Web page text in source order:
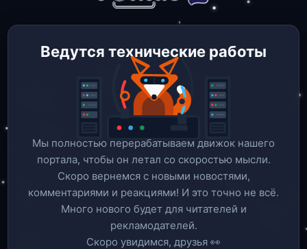
Ведутся технические работы
Мы полностью перерабатываем движок нашего
портала, чтобы он летал со скоростью мысли.
Скоро вернемся c новыми новостями,
комментариями и реакциями! И это точно не всё.
Много нового будет для читателей и
рекламодателей.
Скоро увидимся, друзья 👀